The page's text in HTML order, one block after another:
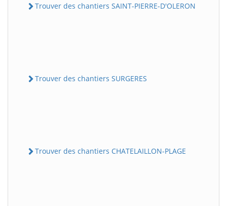
Trouver des chantiers SAINT-PIERRE-D'OLERON
Trouver des chantiers SURGERES
Trouver des chantiers CHATELAILLON-PLAGE